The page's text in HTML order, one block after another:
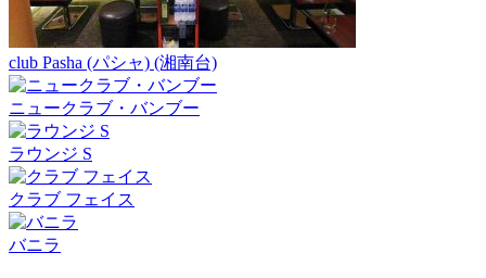
club Pasha (パシャ) (湘南台)
ニュークラブ・バンブー
ラウンジ S
クラブ フェイス
バニラ